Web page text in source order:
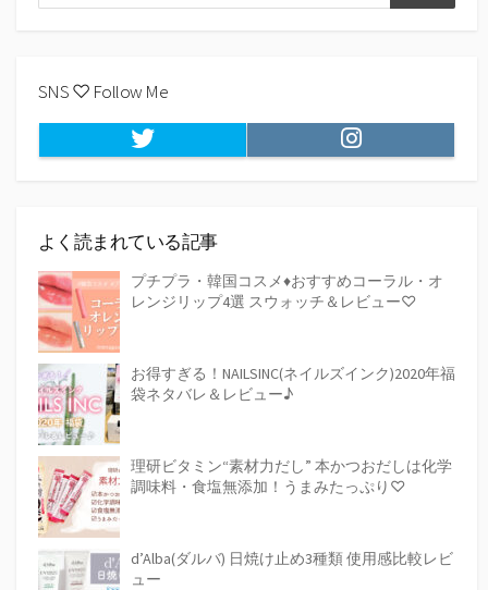
索
SNS ♡ Follow Me
Twitter Instagram
よく読まれている記事
プチプラ・韓国コスメ♦おすすめコーラル・オ
レンジリップ4選 スウォッチ＆レビュー♡
お得すぎる！NAILSINC(ネイルズインク)2020年福
袋ネタバレ＆レビュー♪
理研ビタミン“素材力だし” 本かつおだしは化学
調味料・食塩無添加！うまみたっぷり♡
d’Alba(ダルバ) 日焼け止め3種類 使用感比較レビ
ュー